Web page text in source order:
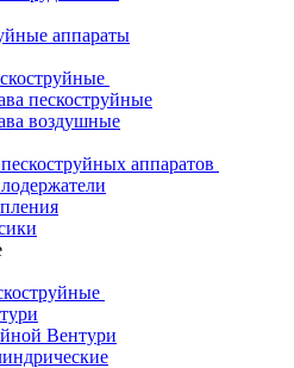
аппараты
пескоструйные
воздушные
аппаратов
Вентури